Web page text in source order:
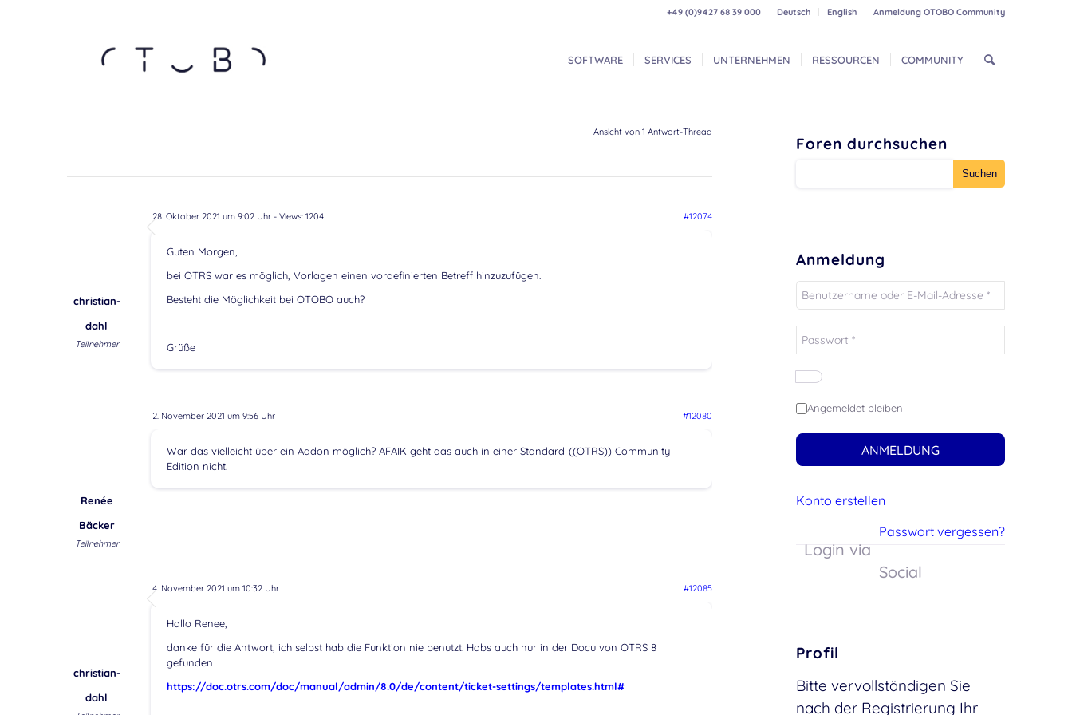
Deutsch English Anmeldung OTOBO Community
+49 (0)9427 68 39 000
SOFTWARE SERVICES UNTERNEHMEN RESSOURCEN COMMUNITY
Ansicht von 1 Antwort-Thread
28. Oktober 2021 um 9:02 Uhr- Views: 1204 #12074
christian-
dahl
Teilnehmer
Guten Morgen,
bei OTRS war es möglich, Vorlagen einen vordefinierten Betreff hinzuzufügen.
Besteht die Möglichkeit bei OTOBO auch?
Grüße
2. November 2021 um 9:56 Uhr #12080
Renée
Bäcker
Teilnehmer
War das vielleicht über ein Addon möglich? AFAIK geht das auch in einer Standard-((OTRS)) Community
Edition nicht.
4. November 2021 um 10:32 Uhr #12085
christian-
dahl
Hallo Renee,
danke für die Antwort, ich selbst hab die Funktion nie benutzt. Habs auch nur in der Docu von OTRS 8
gefunden
https://doc.otrs.com/doc/manual/admin/8.0/de/content/ticket-settings/templates.html#
Foren durchsuchen
Anmeldung
Angemeldet bleiben
ANMELDUNG
Konto erstellen
Passwort vergessen?
Login via
Social
Profil
Bitte vervollständigen Sie
nach der Registrierung Ihr